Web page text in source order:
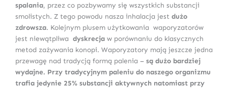
spalania, przez co pozbywamy się wszystkich substancji
smolistych. Z tego powodu nasza inhalacja jest dużo
zdrowsza. Kolejnym plusem użytkowania waporyzatorów
jest niewątpliwa dyskrecja w porównaniu do klasycznych
metod zażywania konopi. Waporyzatory mają jeszcze jedna
przewagę nad tradycją formą palenia – są dużo bardziej
wydajne. Przy tradycyjnym paleniu do naszego organizmu
trafia jedynie 25% substancji aktywnych natomiast przy